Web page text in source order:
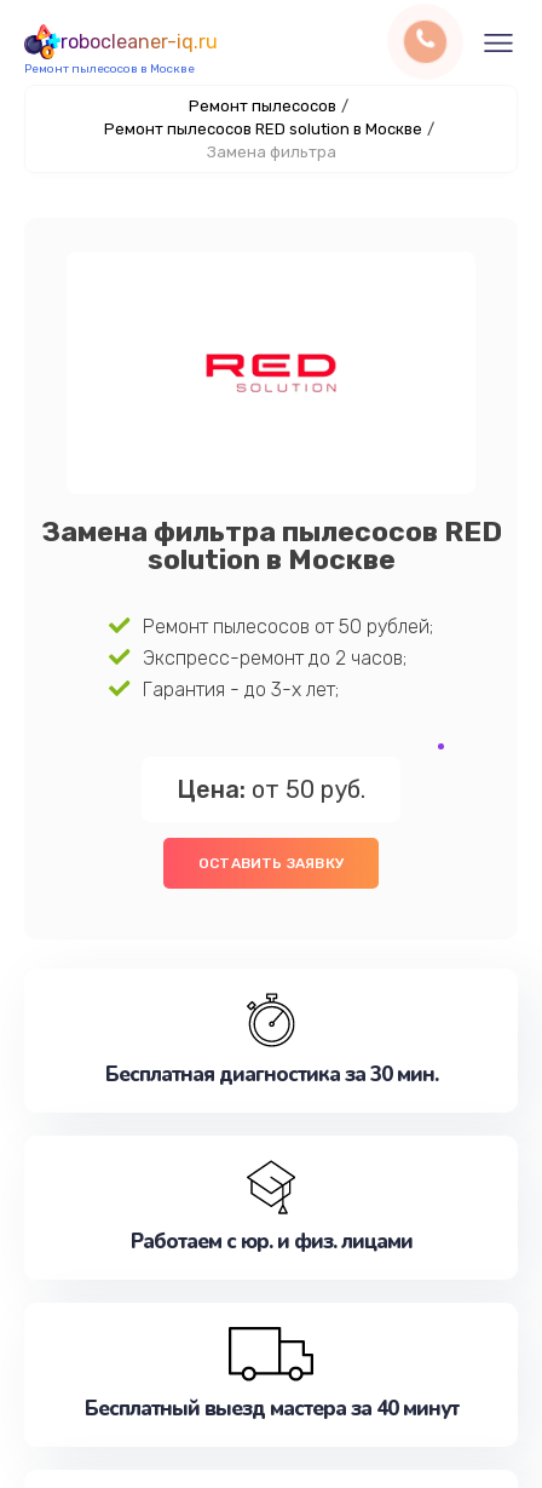
robocleaner-iq.ru
Ремонт пылесосов в Москве
Ремонт пылесосов /
Ремонт пылесосов RED solution в Москве /
Замена фильтра
Замена фильтра пылесосов RED
solution в Москве
Ремонт пылесосов от 50 рублей;
Экспресс-ремонт до 2 часов;
Гарантия - до 3-х лет;
Цена: от 50 руб.
ОСТАВИТЬ ЗАЯВКУ
Бесплатная диагностика за 30 мин.
Работаем с юр. и физ. лицами
Бесплатный выезд мастера за 40 минут